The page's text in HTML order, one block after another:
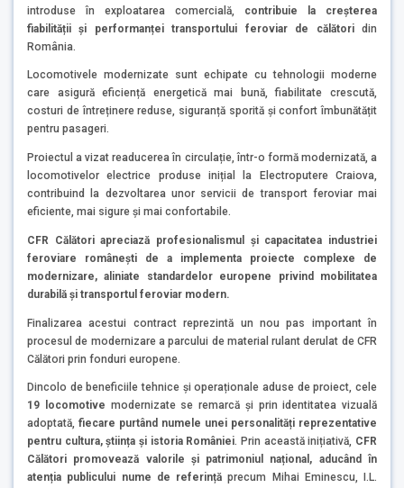
introduse în exploatarea comercială, contribuie la creșterea
fiabilității și performanței transportului feroviar de călătoridin
România.
Locomotivele modernizate sunt echipate cu tehnologii moderne
care asigură eficiență energetică mai bună, fiabilitate crescută,
costuri de întreținere reduse, siguranță sporită și confort îmbunătățit
pentru pasageri.
Proiectul a vizat readucerea în circulație, într-o formă modernizată, a
locomotivelor electrice produse inițial la Electroputere Craiova,
contribuind la dezvoltarea unor servicii de transport feroviar mai
eficiente, mai sigure și mai confortabile.
CFR Călători apreciază profesionalismul și capacitatea industriei
feroviare românești de a implementa proiecte complexe de
modernizare, aliniate standardelor europene privind mobilitatea
durabilă și transportul feroviar modern.
Finalizarea acestui contract reprezintă un nou pas important în
procesul de modernizare a parcului de material rulant derulat de CFR
Călători prin fonduri europene.
Dincolo de beneficiile tehnice și operaționale aduse de proiect, cele
19 locomotive modernizate se remarcă și prin identitatea vizuală
adoptată, fiecare purtând numele unei personalități reprezentative
pentru cultura, știința și istoria României. Prin această inițiativă, CFR
Călători promovează valorile și patrimoniul național, aducând în
atenția publicului nume de referință precum Mihai Eminescu, I.L.